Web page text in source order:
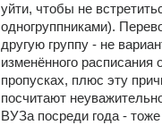
уйти, чтобы не
одногруппниками).
другую группу - не
изменённого расписания
пропусках, плюс эту
посчитают
ВУЗа посреди года -